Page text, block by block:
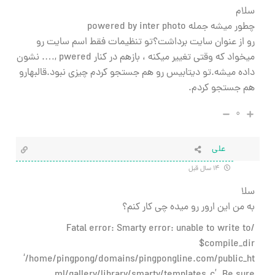
سلام
چطور ميشه جمله powered by inter photo
رو از عنوان سايت برداشت؟تو تنظيمات فقط اسم سايت رو
ميخواد كه وقتي تغيير ميكنه ، بازهم در كنار pwered ,…. نشون
داده ميشه.تو ديتابيس رو هم جستجو كردم چيزي نبود.قالبهارو
هم جستجو كردم.
۰
علی
سلا
به من این ارور رو میده چی کار کنم؟
/Fatal error: Smarty error: unable to write to
$compile_dir
‘/home/pingpong/domains/pingpongline.com/public_ht